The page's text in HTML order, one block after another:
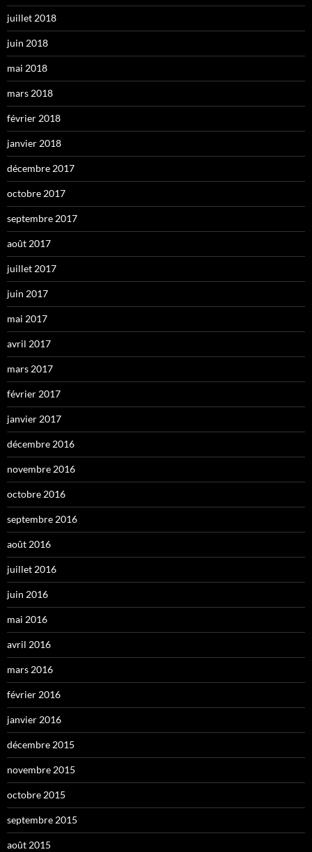
juillet 2018
juin 2018
mai 2018
mars 2018
février 2018
janvier 2018
décembre 2017
octobre 2017
septembre 2017
août 2017
juillet 2017
juin 2017
mai 2017
avril 2017
mars 2017
février 2017
janvier 2017
décembre 2016
novembre 2016
octobre 2016
septembre 2016
août 2016
juillet 2016
juin 2016
mai 2016
avril 2016
mars 2016
février 2016
janvier 2016
décembre 2015
novembre 2015
octobre 2015
septembre 2015
août 2015